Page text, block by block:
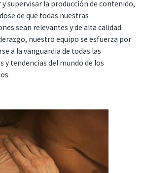
supervisar la producción de contenido,
de que todas nuestras
sean relevantes y de alta calidad.
nuestro equipo se esfuerza por
a la vanguardia de todas las
y tendencias del mundo de los